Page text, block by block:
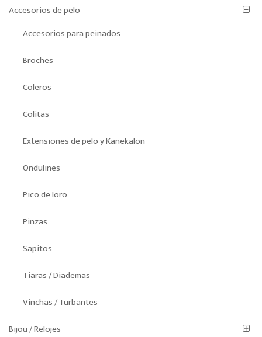
Accesorios de pelo
Accesorios para peinados
Broches
Coleros
Colitas
Extensiones de pelo y Kanekalon
Ondulines
Pico de loro
Pinzas
Sapitos
Tiaras / Diademas
Vinchas / Turbantes
Bijou / Relojes